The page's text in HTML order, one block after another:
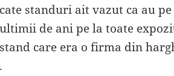
cate standuri ait vazut ca au
ultimii de ani pe la toate
stand care era o firma din
.